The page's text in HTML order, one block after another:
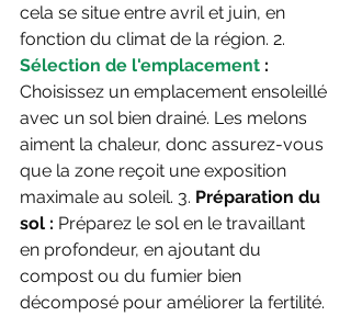
cela se situe entre avril et juin, en
fonction du climat de la région. 2.
Sélection de l'emplacement :
Choisissez un emplacement ensoleillé
avec un sol bien drainé. Les melons
aiment la chaleur, donc assurez-vous
que la zone reçoit une exposition
maximale au soleil. 3. Préparation du
sol : Préparez le sol en le travaillant
en profondeur, en ajoutant du
compost ou du fumier bien
décomposé pour améliorer la fertilité.